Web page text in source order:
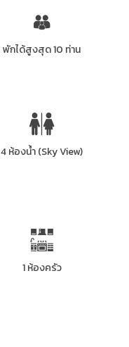
พักได้สูงสุด 10 ท่าน
4 ห้องน้ำ (Sky View)
1 ห้องครัว